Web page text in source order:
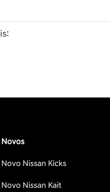
Novos
Novo Nissan Kicks
Novo Nissan Kait